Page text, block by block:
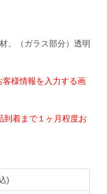
、（ガラス部分）透明
様情報を入力する画
着まで１ヶ月程度お
)